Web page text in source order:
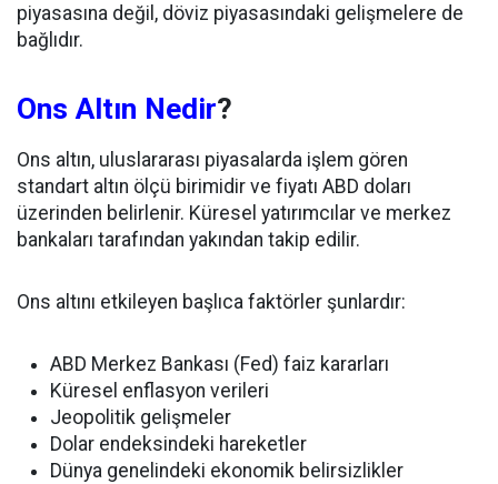
piyasasına değil, döviz piyasasındaki gelişmelere de
bağlıdır.
Ons Altın Nedir?
Ons altın, uluslararası piyasalarda işlem gören
standart altın ölçü birimidir ve fiyatı ABD doları
üzerinden belirlenir. Küresel yatırımcılar ve merkez
bankaları tarafından yakından takip edilir.
Ons altını etkileyen başlıca faktörler şunlardır:
ABD Merkez Bankası (Fed) faiz kararları
Küresel enflasyon verileri
Jeopolitik gelişmeler
Dolar endeksindeki hareketler
Dünya genelindeki ekonomik belirsizlikler